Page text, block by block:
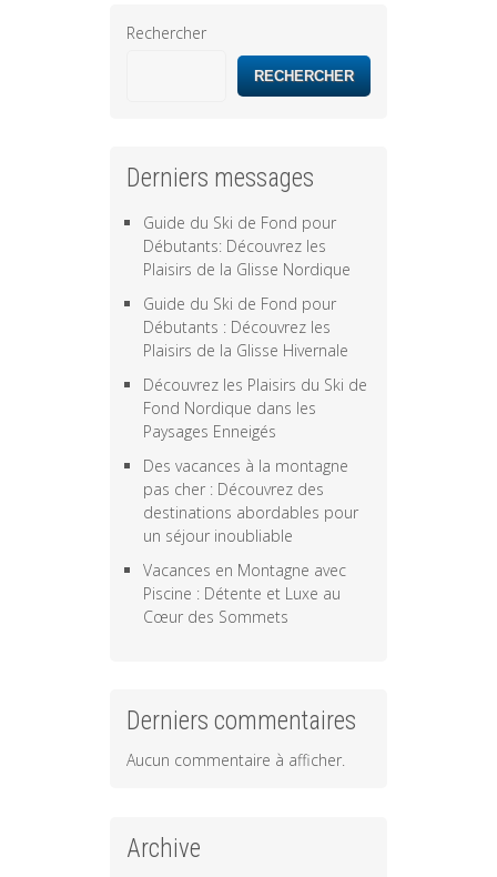
Rechercher
RECHERCHER
Derniers messages
Guide du Ski de Fond pour
Débutants: Découvrez les
Plaisirs de la Glisse Nordique
Guide du Ski de Fond pour
Débutants : Découvrez les
Plaisirs de la Glisse Hivernale
Découvrez les Plaisirs du Ski de
Fond Nordique dans les
Paysages Enneigés
Des vacances à la montagne
pas cher : Découvrez des
destinations abordables pour
un séjour inoubliable
Vacances en Montagne avec
Piscine : Détente et Luxe au
Cœur des Sommets
Derniers commentaires
Aucun commentaire à afficher.
Archive